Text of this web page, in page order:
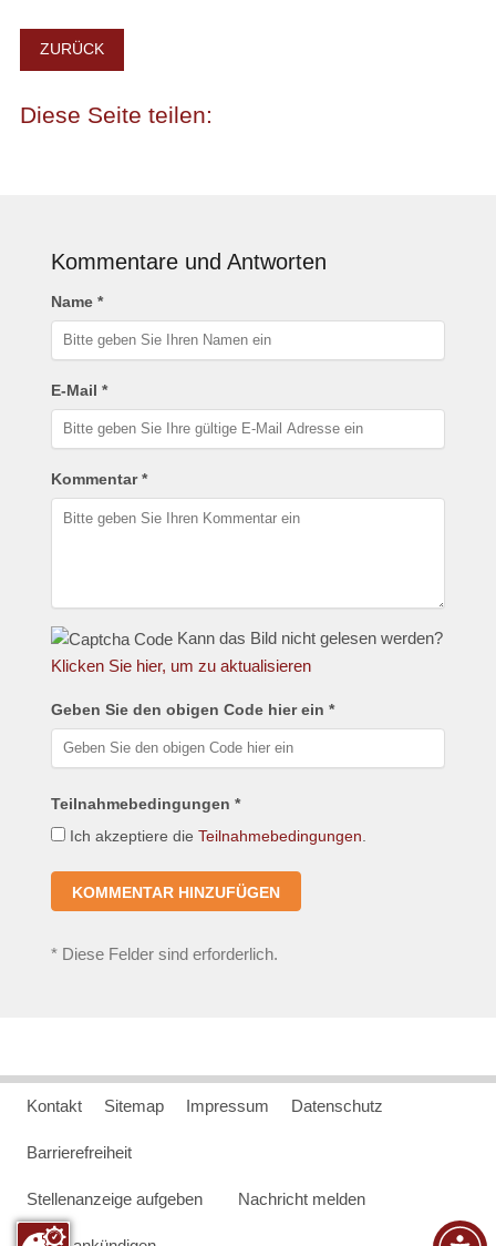
ZURÜCK
Kommentare und Antworten
Name *
E-Mail *
Kommentar *
Kann das Bild nicht gelesen werden?
Klicken Sie hier, um zu aktualisieren
Geben Sie den obigen Code hier ein *
Teilnahmebedingungen *
Ich akzeptiere die Teilnahmebedingungen
*Diese Felder sind erforderlich.
Kontakt Sitemap Impressum Datenschutz
Barrierefreiheit
Stellenanzeige aufgeben Nachricht melden